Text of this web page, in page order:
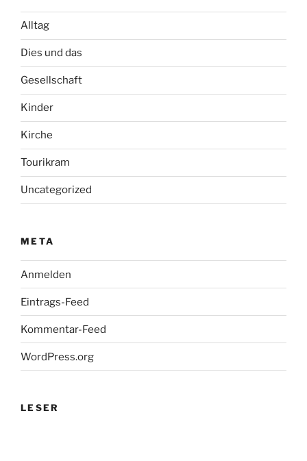
Alltag
Dies und das
Gesellschaft
Kinder
Kirche
Tourikram
Uncategorized
META
Anmelden
Eintrags-Feed
Kommentar-Feed
WordPress.org
LESER